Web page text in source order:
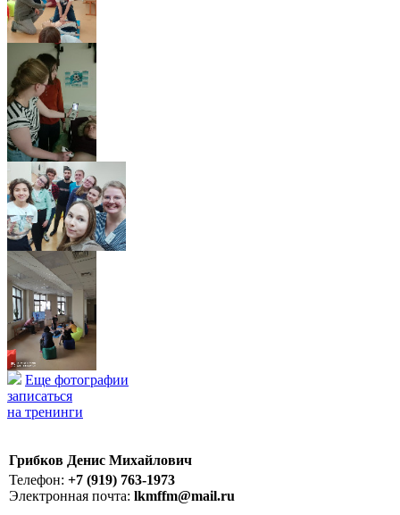
Еще фотографии
записаться
на тренинги
Грибков Денис Михайлович
Телефон: +7 (919) 763-1973
Электронная почта: lkmffm@mail.ru